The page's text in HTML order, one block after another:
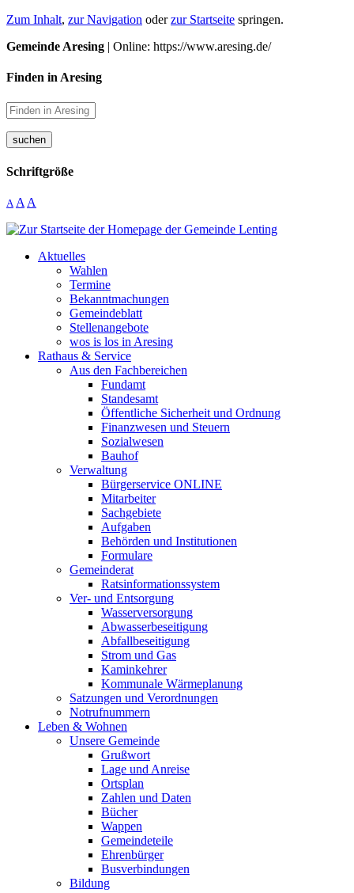
Zum Inhalt, zur Navigation oderzur Startseite springen.
Gemeinde Aresing | Online: https://www.aresing.de/
Finden in Aresing
suchen
Schriftgröße
A A A
Aktuelles
Wahlen
Termine
Bekanntmachungen
Gemeindeblatt
Stellenangebote
wos is los in Aresing
Rathaus & Service
Aus den Fachbereichen
Fundamt
Standesamt
Öffentliche Sicherheit und Ordnung
Finanzwesen und Steuern
Sozialwesen
Bauhof
Verwaltung
Bürgerservice ONLINE
Mitarbeiter
Sachgebiete
Aufgaben
Behörden und Institutionen
Formulare
Gemeinderat
Ratsinformationssystem
Ver- und Entsorgung
Wasserversorgung
Abwasserbeseitigung
Abfallbeseitigung
Strom und Gas
Kaminkehrer
Kommunale Wärmeplanung
Satzungen und Verordnungen
Notrufnummern
Leben & Wohnen
Unsere Gemeinde
Grußwort
Lage und Anreise
Ortsplan
Zahlen und Daten
Bücher
Wappen
Gemeindeteile
Ehrenbürger
Busverbindungen
Bildung